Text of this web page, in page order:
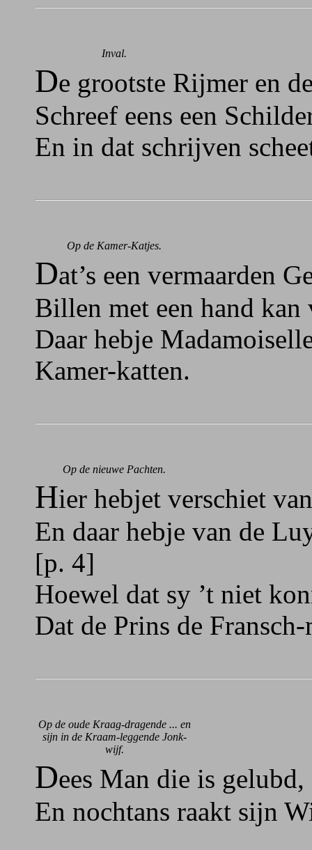
Inval.
De grootste Rijmer en
Schreef eens een
En in dat schrijven
Op de Kamer-Katjes.
Dat’s een vermaarden
Billen met een hand kan
Daar hebje
Kamer-katten.
Op de nieuwe Pachten.
Hier hebjet verschiet
En daar hebje van de
[p. 4]
Hoewel dat sy ’t niet
Dat de Prins de
Op de oude Kraag-dragende ... en
sijn in de Kraam-leggende Jonk-
wijf.
Dees Man die is
En nochtans raakt sijn